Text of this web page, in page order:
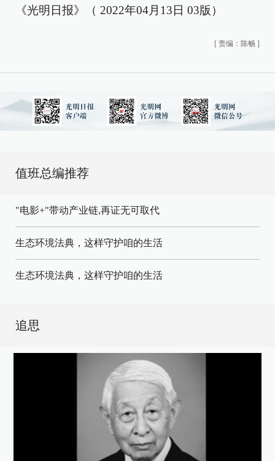
《光明日报》（ 2022年04月13日 03版）
[ 责编：陈畅 ]
值班总编推荐
"电影+"带动产业链,再证无可取代
生态环境法典，这样守护咱的生活
生态环境法典，这样守护咱的生活
追思